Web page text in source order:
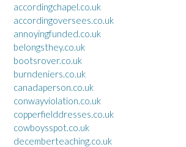
accordingchapel.co.uk
accordingoversees.co.uk
annoyingfunded.co.uk
belongsthey.co.uk
bootsrover.co.uk
burndeniers.co.uk
canadaperson.co.uk
conwayviolation.co.uk
copperfielddresses.co.uk
cowboysspot.co.uk
decemberteaching.co.uk